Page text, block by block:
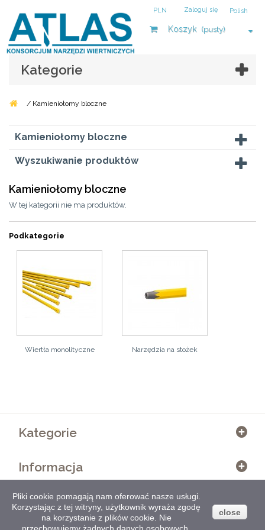
Polish
Zaloguj się
PLN
Koszyk (pusty)
Kategorie
/ Kamieniołomy bloczne
Kamieniołomy bloczne
Wyszukiwanie produktów
Kamieniołomy bloczne
W tej kategorii nie ma produktów.
Podkategorie
Wiertła monolityczne Narzędzia na stożek
Kategorie
Informacja
Informacja o sklepie
Pliki cookie pomagają nam oferować nasze usługi.
Korzystając z tej witryny, użytkownik wyraża zgodę
na korzystanie z plików cookie. Nie
close